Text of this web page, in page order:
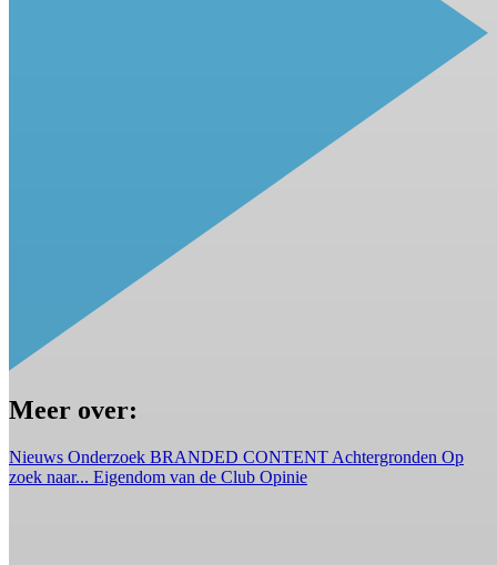
Meer over:
Nieuws Onderzoek BRANDED CONTENT Achtergronden Op
zoek naar... Eigendom van de Club Opinie